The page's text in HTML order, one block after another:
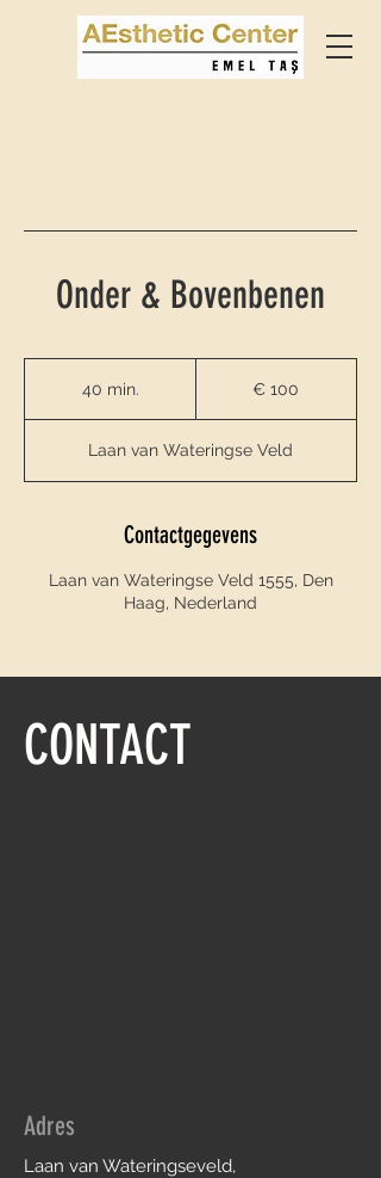
Onder & Bovenbenen
40 min.
i
n
€ 100
Laan van Wateringse Veld
Contactgegevens
Laan van Wateringse Veld 1555, Den
Haag, Nederland
CONTACT
Adres
Laan van Wateringseveld,